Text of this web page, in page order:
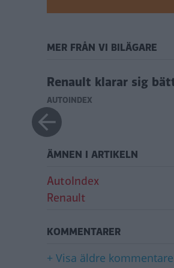
MER FRÅN VI BILÄGARE
Renault klarar sig
AUTOINDEX
ÄMNEN I ARTIKELN
AutoIndex
Renault
KOMMENTARER
+ Visa äldre